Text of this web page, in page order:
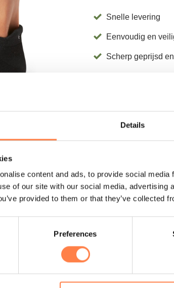
Details
content and ads, to provide social
of our site with our social media, advertising
provided to them or that they’ve collected
Preferences
Snelle levering
Eenvoudig en
Scherp geprijsd
Yoga sokken,Yoga sokken
Tags:antislip sokken,pilates
van antislip sokken die de “less is more” -
Tavi zijn ideaal om in de sportschool,
pilates-, barre- en yogales gebruiken om je